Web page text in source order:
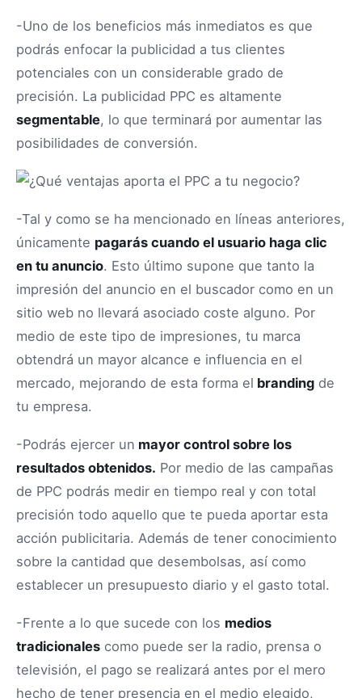
-Uno de los beneficios más inmediatos es que
podrás enfocar la publicidad a tus clientes
potenciales con un considerable grado de
precisión. La publicidad PPC es altamente
segmentable, lo que terminará por aumentar las
posibilidades de conversión.
-Tal y como se ha mencionado en líneas anteriores,
únicamente pagarás cuando el usuario haga clic
en tu anuncio. Esto último supone que tanto la
impresión del anuncio en el buscador como en un
sitio web no llevará asociado coste alguno. Por
medio de este tipo de impresiones, tu marca
obtendrá un mayor alcance e influencia en el
mercado, mejorando de esta forma el branding de
tu empresa.
-Podrás ejercer un mayor control sobre los
resultados obtenidos. Por medio de las campañas
de PPC podrás medir en tiempo real y con total
precisión todo aquello que te pueda aportar esta
acción publicitaria. Además de tener conocimiento
sobre la cantidad que desembolsas, así como
establecer un presupuesto diario y el gasto total.
-Frente a lo que sucede con los medios
tradicionales como puede ser la radio, prensa o
televisión, el pago se realizará antes por el mero
hecho de tener presencia en el medio elegido,